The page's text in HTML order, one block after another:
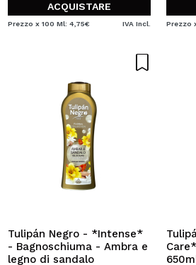
ACQUISTARE
Prezzo x 100 Ml: 4,75€ IVA Incl. Prezzo
Tulipán Negro - *Intense*
- Bagnoschiuma - Ambra e
legno di sandalo